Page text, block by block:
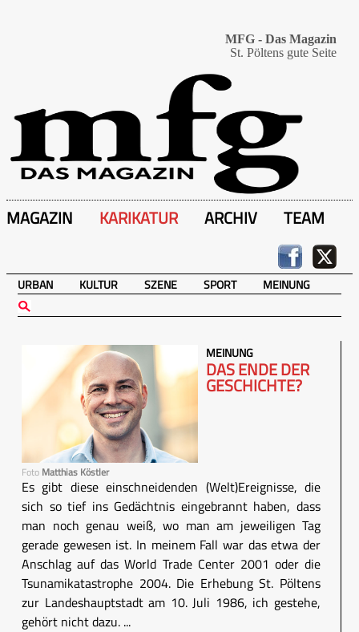
MFG - Das Magazin
St. Pöltens gute Seite
MAGAZIN KARIKATUR ARCHIV TEAM
URBAN KULTUR SZENE SPORT MEINUNG
Foto Matthias Köstler
MEINUNG
DAS ENDE DER
GESCHICHTE?
Es gibt diese einschneidenden (Welt)Ereignisse, die
sich so tief ins Gedächtnis eingebrannt haben, dass
man noch genau weiß, wo man am jeweiligen Tag
gerade gewesen ist. In meinem Fall war das etwa der
Anschlag auf das World Trade Center 2001 oder die
Tsunamikatastrophe 2004. Die Erhebung St. Pöltens
zur Landeshauptstadt am 10. Juli 1986, ich gestehe,
gehört nicht dazu. ...